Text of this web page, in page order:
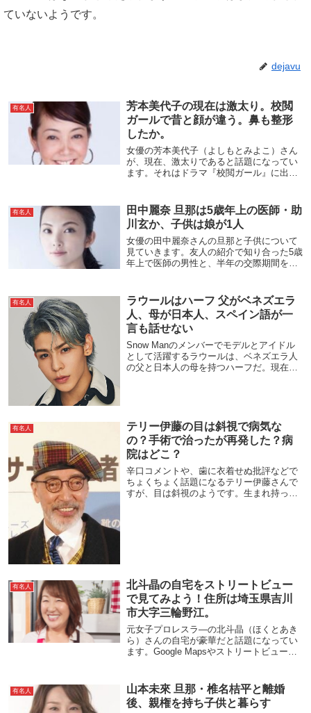
ていないようです。
dejavu
有名人
芳本美代子の現在は激太り。校閲
ガールで昔と顔が違う。鼻も整形
したか。
女優の芳本美代子（よしもとみよこ）さん
が、現在、激太りであると話題になってい
ます。それはドラマ『校閲ガール』に出演
重なるので精神的な影響があるものと考え
られます。ま...
有名人
田中麗奈 旦那は5歳年上の医師・助
川玄か、子供は娘が1人
女優の田中麗奈さんの旦那と子供について
見ていきます。友人の紹介で知り合った5歳
年上で医師の男性と、半年の交際期間を経
東京・銀座で行いました。2019年12月に
第...
有名人
ラウールはハーフ 父がベネズエラ
人、母が日本人、スペイン語が一
言も話せない
Snow Manのメンバーでモデルとアイドル
として活躍するラウールは、ベネズエラ人
の父と日本人の母を持つハーフだ。現在、
有名人
テリー伊藤の目は斜視で病気な
の？手術で治ったが再発した？病
院はどこ？
辛口コメントや、歯に衣着せぬ批評などで
ちょくちょく話題になるテリー伊藤さんで
すが、目は斜視のようです。生まれ持った
有名人
北斗晶の自宅をストリートビュー
で見てみよう！住所は埼玉県吉川
市大字三輪野江。
元女子プロレスラ―の北斗晶（ほくとあき
ら）さんの自宅が豪華だと話題になってい
ます。Google Mapsやストリートビューで
写真が公開されているので、一挙にまとめ
て...
有名人
山本未來 旦那・椎名桔平と離婚
後、親権を持ち子供と暮らす